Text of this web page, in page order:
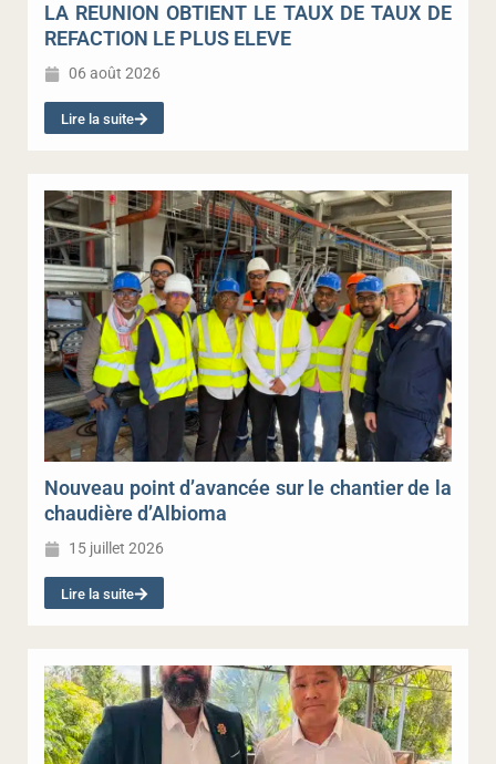
LA REUNION OBTIENT LE TAUX DE TAUX DE
REFACTION LE PLUS ELEVE
06 août 2026
Lire la suite
Nouveau point d’avancée sur le chantier de la
chaudière d’Albioma
15 juillet 2026
Lire la suite